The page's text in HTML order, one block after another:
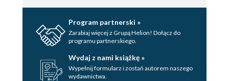
Program partnerski »
Zarabiaj więcej z Grupą Helion! Dołącz do
programu partnerskiego.
Wydaj z nami książkę »
Wypełnij formularz i zostań autorem naszego
wydawnictwa.